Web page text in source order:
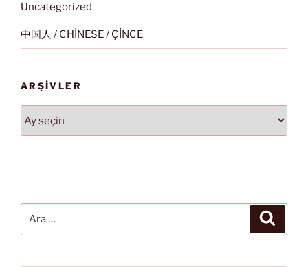
Uncategorized
中国人 / CHİNESE / ÇİNCE
ARŞIVLER